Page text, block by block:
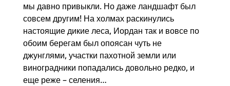
мы давно привыкли. Но даже ландшафт был
совсем другим! На холмах раскинулись
настоящие дикие леса, Иордан так и вовсе по
обоим берегам был опоясан чуть не
джунглями, участки пахотной земли или
виноградники попадались довольно редко, и
еще реже – селения…